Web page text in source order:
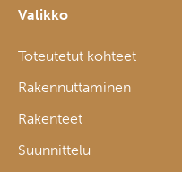
Valikko
Toteutetut kohteet
Rakennuttaminen
Rakenteet
Suunnittelu